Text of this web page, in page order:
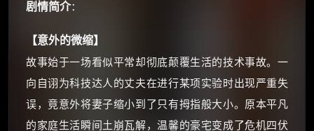
剧情简介：
【意外的微缩】
故事始于一场看似平常却彻底颠覆生活的技术事故。一
向自诩为科技达人的丈夫在进行某项实验时出现严重失
误，竟意外将妻子缩小到了只有拇指般大小。原本平凡
的家庭生活瞬间土崩瓦解，温馨的豪宅变成了危机四伏
🧧 福利领取站
☕
朋友们辛苦了 💦